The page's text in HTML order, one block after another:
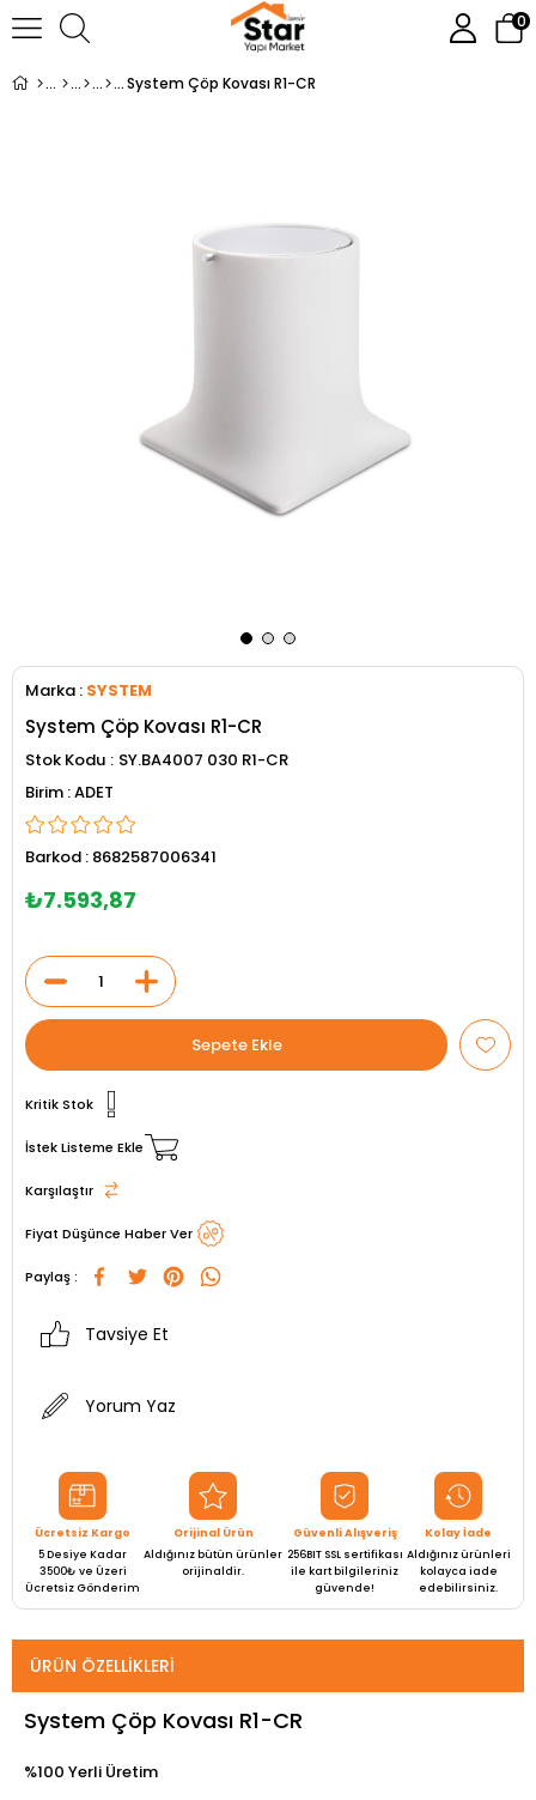
0
System Çöp Kovası R1-CR
Marka : SYSTEM
System Çöp Kovası R1-CR
Stok Kodu
SY.BA4007 030 R1-CR
ADET
Barkod : 8682587006341
₺7.593,87
Kritik Stok
İstek Listeme Ekle
Karşılaştır
Fiyat Düşünce Haber Ver
Paylaş :
Tavsiye Et
Yorum Yaz
Ücretsiz Kargo
5 Desiye Kadar
3500₺ ve Üzeri
Ücretsiz Gönderim
Orijinal Ürün
Aldığınız bütün ürünler
orijinaldir.
Güvenli Alışveriş
256BIT SSL sertifikası
ile kart bilgileriniz
güvende!
Kolay İade
Aldığınız ürünleri
kolayca iade
edebilirsiniz.
ÜRÜN ÖZELLIKLERI
System Çöp Kovası R1-CR
%100 Yerli Üretim